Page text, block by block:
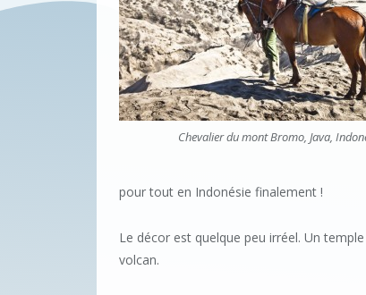
Chevalier du mont Bromo, Java,
pour tout en Indonésie finalement !
Le décor est quelque peu irréel. Un
volcan.